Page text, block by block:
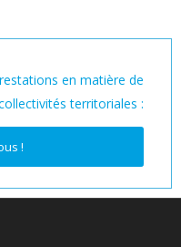
en matière de
territoriales :
!